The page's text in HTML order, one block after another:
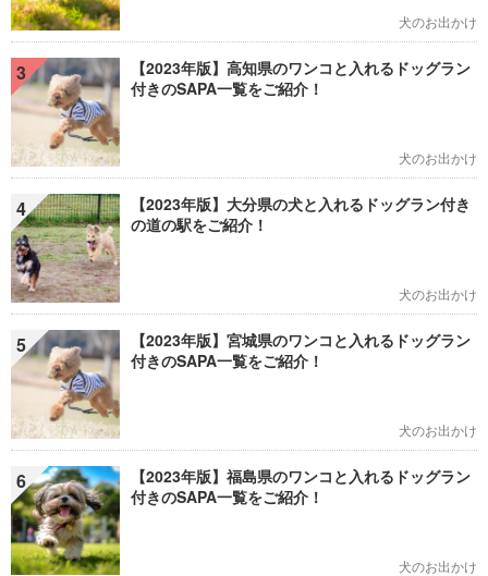
犬のお出かけ
3
【2023年版】高知県のワンコと入れるドッグラン
付きのSAPA一覧をご紹介！
犬のお出かけ
4
【2023年版】大分県の犬と入れるドッグラン付き
の道の駅をご紹介！
犬のお出かけ
5
【2023年版】宮城県のワンコと入れるドッグラン
付きのSAPA一覧をご紹介！
犬のお出かけ
6
【2023年版】福島県のワンコと入れるドッグラン
付きのSAPA一覧をご紹介！
犬のお出かけ